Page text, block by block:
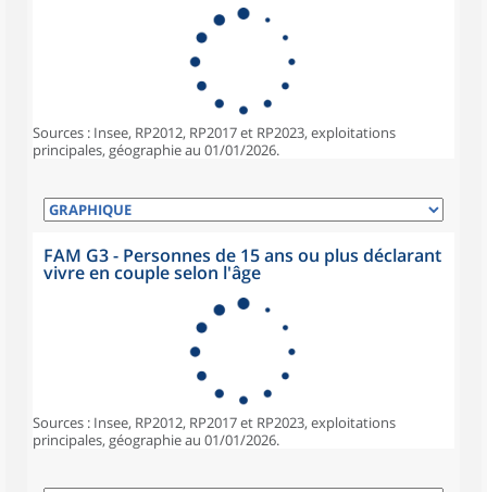
Sources : Insee, RP2012, RP2017 et RP2023, exploitations
principales, géographie au 01/01/2026.
FAM G3 - Personnes de 15 ans ou plus déclarant
vivre en couple selon l'âge
Sources : Insee, RP2012, RP2017 et RP2023, exploitations
principales, géographie au 01/01/2026.